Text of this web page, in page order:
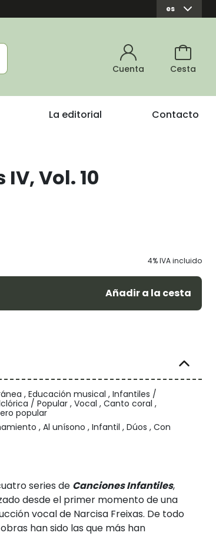
es
Cuenta Cesta
La editorial Contacto
Vol. 10
4% IVA incluido
Añadir a la cesta
, Educación musical , Infantiles /
/ Popular , Vocal , Canto coral ,
popular
, Al unísono , Infantil , Dúos , Con
series de Canciones Infantiles,
desde el primer momento de una
vocal de Narcisa Freixas. De todo
han sido las que más han